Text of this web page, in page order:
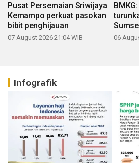
Pusat Persemaian Sriwijaya
Kemampo perkuat pasokan
bibit penghijauan
07 August 2026 21:04 WIB 06
Infografik